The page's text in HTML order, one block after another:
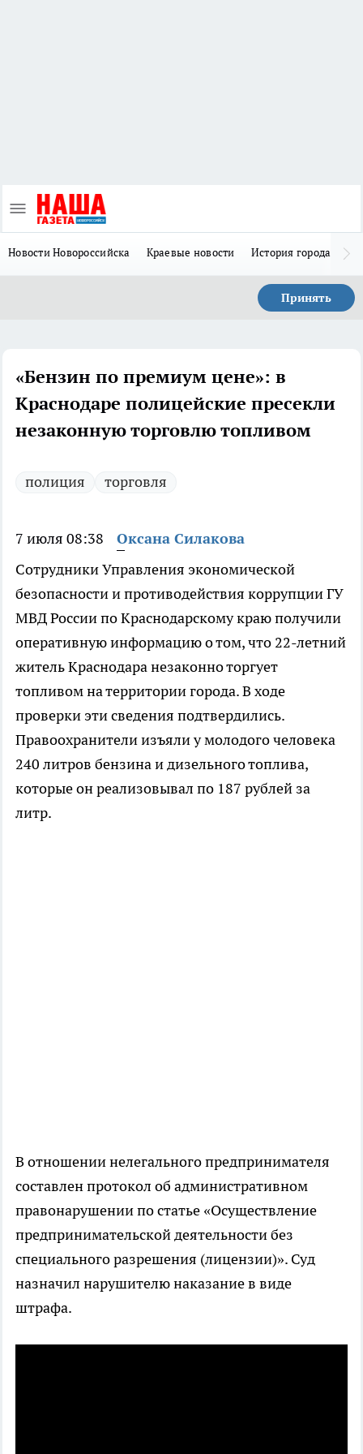
Новости Новороссийска Краевые новости История города Н
Принять
«Бензин по премиум цене»: в
Краснодаре полицейские пресекли
незаконную торговлю топливом
полиция торговля
7 июля 08:38
Оксана Силакова
Сотрудники Управления экономической
безопасности и противодействия коррупции ГУ
МВД России по Краснодарскому краю получили
оперативную информацию о том, что 22-летний
житель Краснодара незаконно торгует
топливом на территории города. В ходе
проверки эти сведения подтвердились.
Правоохранители изъяли у молодого человека
240 литров бензина и дизельного топлива,
которые он реализовывал по 187 рублей за
литр.
В отношении нелегального предпринимателя
составлен протокол об административном
правонарушении по статье «Осуществление
предпринимательской деятельности без
специального разрешения (лицензии)». Суд
назначил нарушителю наказание в виде
штрафа.